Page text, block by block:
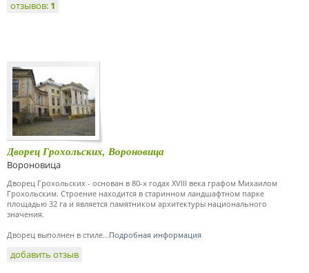
отзывов: 1
Дворец Грохольских, Вороновица
Вороновица
Дворец Грохольских - основан в 80-х годах XVIII века графом Михаилом
Грохольским. Строение находится в старинном ландшафтном парке
площадью 32 га и является памятником архитектуры национального
значения.
Дворец выполнен в стиле...Подробная информация
добавить отзыв